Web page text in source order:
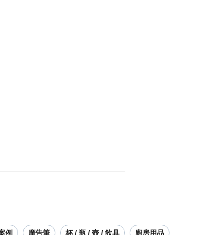
例 廣告筆 杯 / 瓶 / 壺 / 飲具 廚房用品